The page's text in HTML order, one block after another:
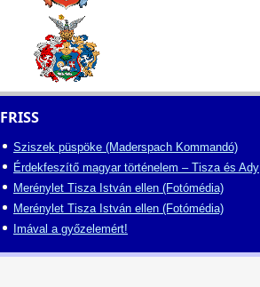
FRISS
Sziszek püspöke (Maderspach Kommandó)
Érdekfeszítő magyar történelem – Tisza és Ady
Merénylet Tisza István ellen (Fotómédia)
Merénylet Tisza István ellen (Fotómédia)
Imával a győzelemért!